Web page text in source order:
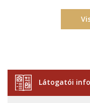
Látogatói